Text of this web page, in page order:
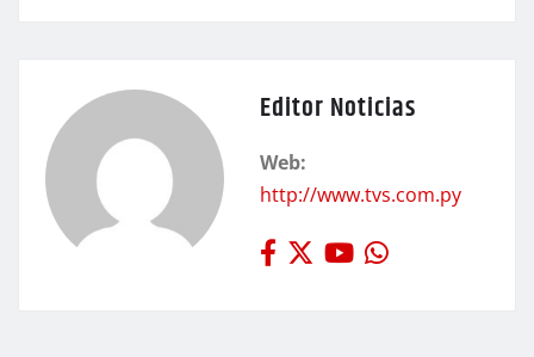
Editor Noticias
Web:
http://www.tvs.com.py